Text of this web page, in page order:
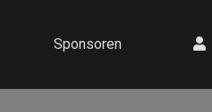
Sponsoren